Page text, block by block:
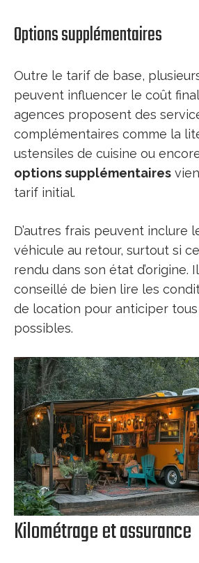
Options supplémentaires
Outre le tarif de base,
peuvent influencer le coût
agences proposent des
complémentaires comme la
ustensiles de cuisine ou
options supplémentaires
tarif initial.
D’autres frais peuvent inclure
véhicule au retour, surtout si
rendu dans son état d’origine.
conseillé de bien lire les
de location pour anticiper
possibles.
Kilométrage et assurance